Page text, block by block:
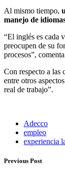
Al mismo tiempo,
manejo de
“El inglés es cada
preocupen de su
procesos”,
Con respecto a las
entre otros
real de trabajo”.
Adecco
empleo
experiencia
Previous Post